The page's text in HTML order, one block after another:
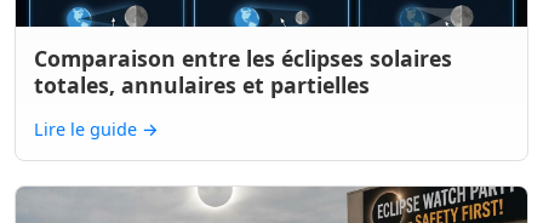
Comparaison entre les éclipses solaires
totales, annulaires et partielles
Lire le guide →